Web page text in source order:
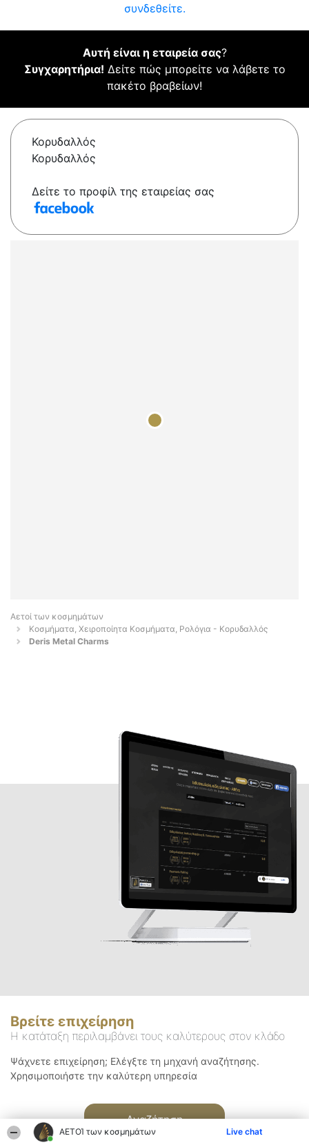
ΑΕΤΟΊ των κοσμημάτων Live chat
συνδεθείτε.
Αυτή είναι η εταιρεία σας?
Συγχαρητήρια! Δείτε πώς μπορείτε να λάβετε το
πακέτο βραβείων!
Κορυδαλλός
Κορυδαλλός
Δείτε το προφίλ της εταιρείας σας
Αετοί των κοσμημάτων
Κοσμήματα, Χειροποίητα Κοσμήματα, Ρολόγια - Κορυδαλλός
Deris Metal Charms
Βρείτε επιχείρηση
Η κατάταξη περιλαμβάνει τους καλύτερους στον κλάδο
Ψάχνετε επιχείρηση; Ελέγξτε τη μηχανή αναζήτησης.
Χρησιμοποιήστε την καλύτερη υπηρεσία
Αναζήτηση